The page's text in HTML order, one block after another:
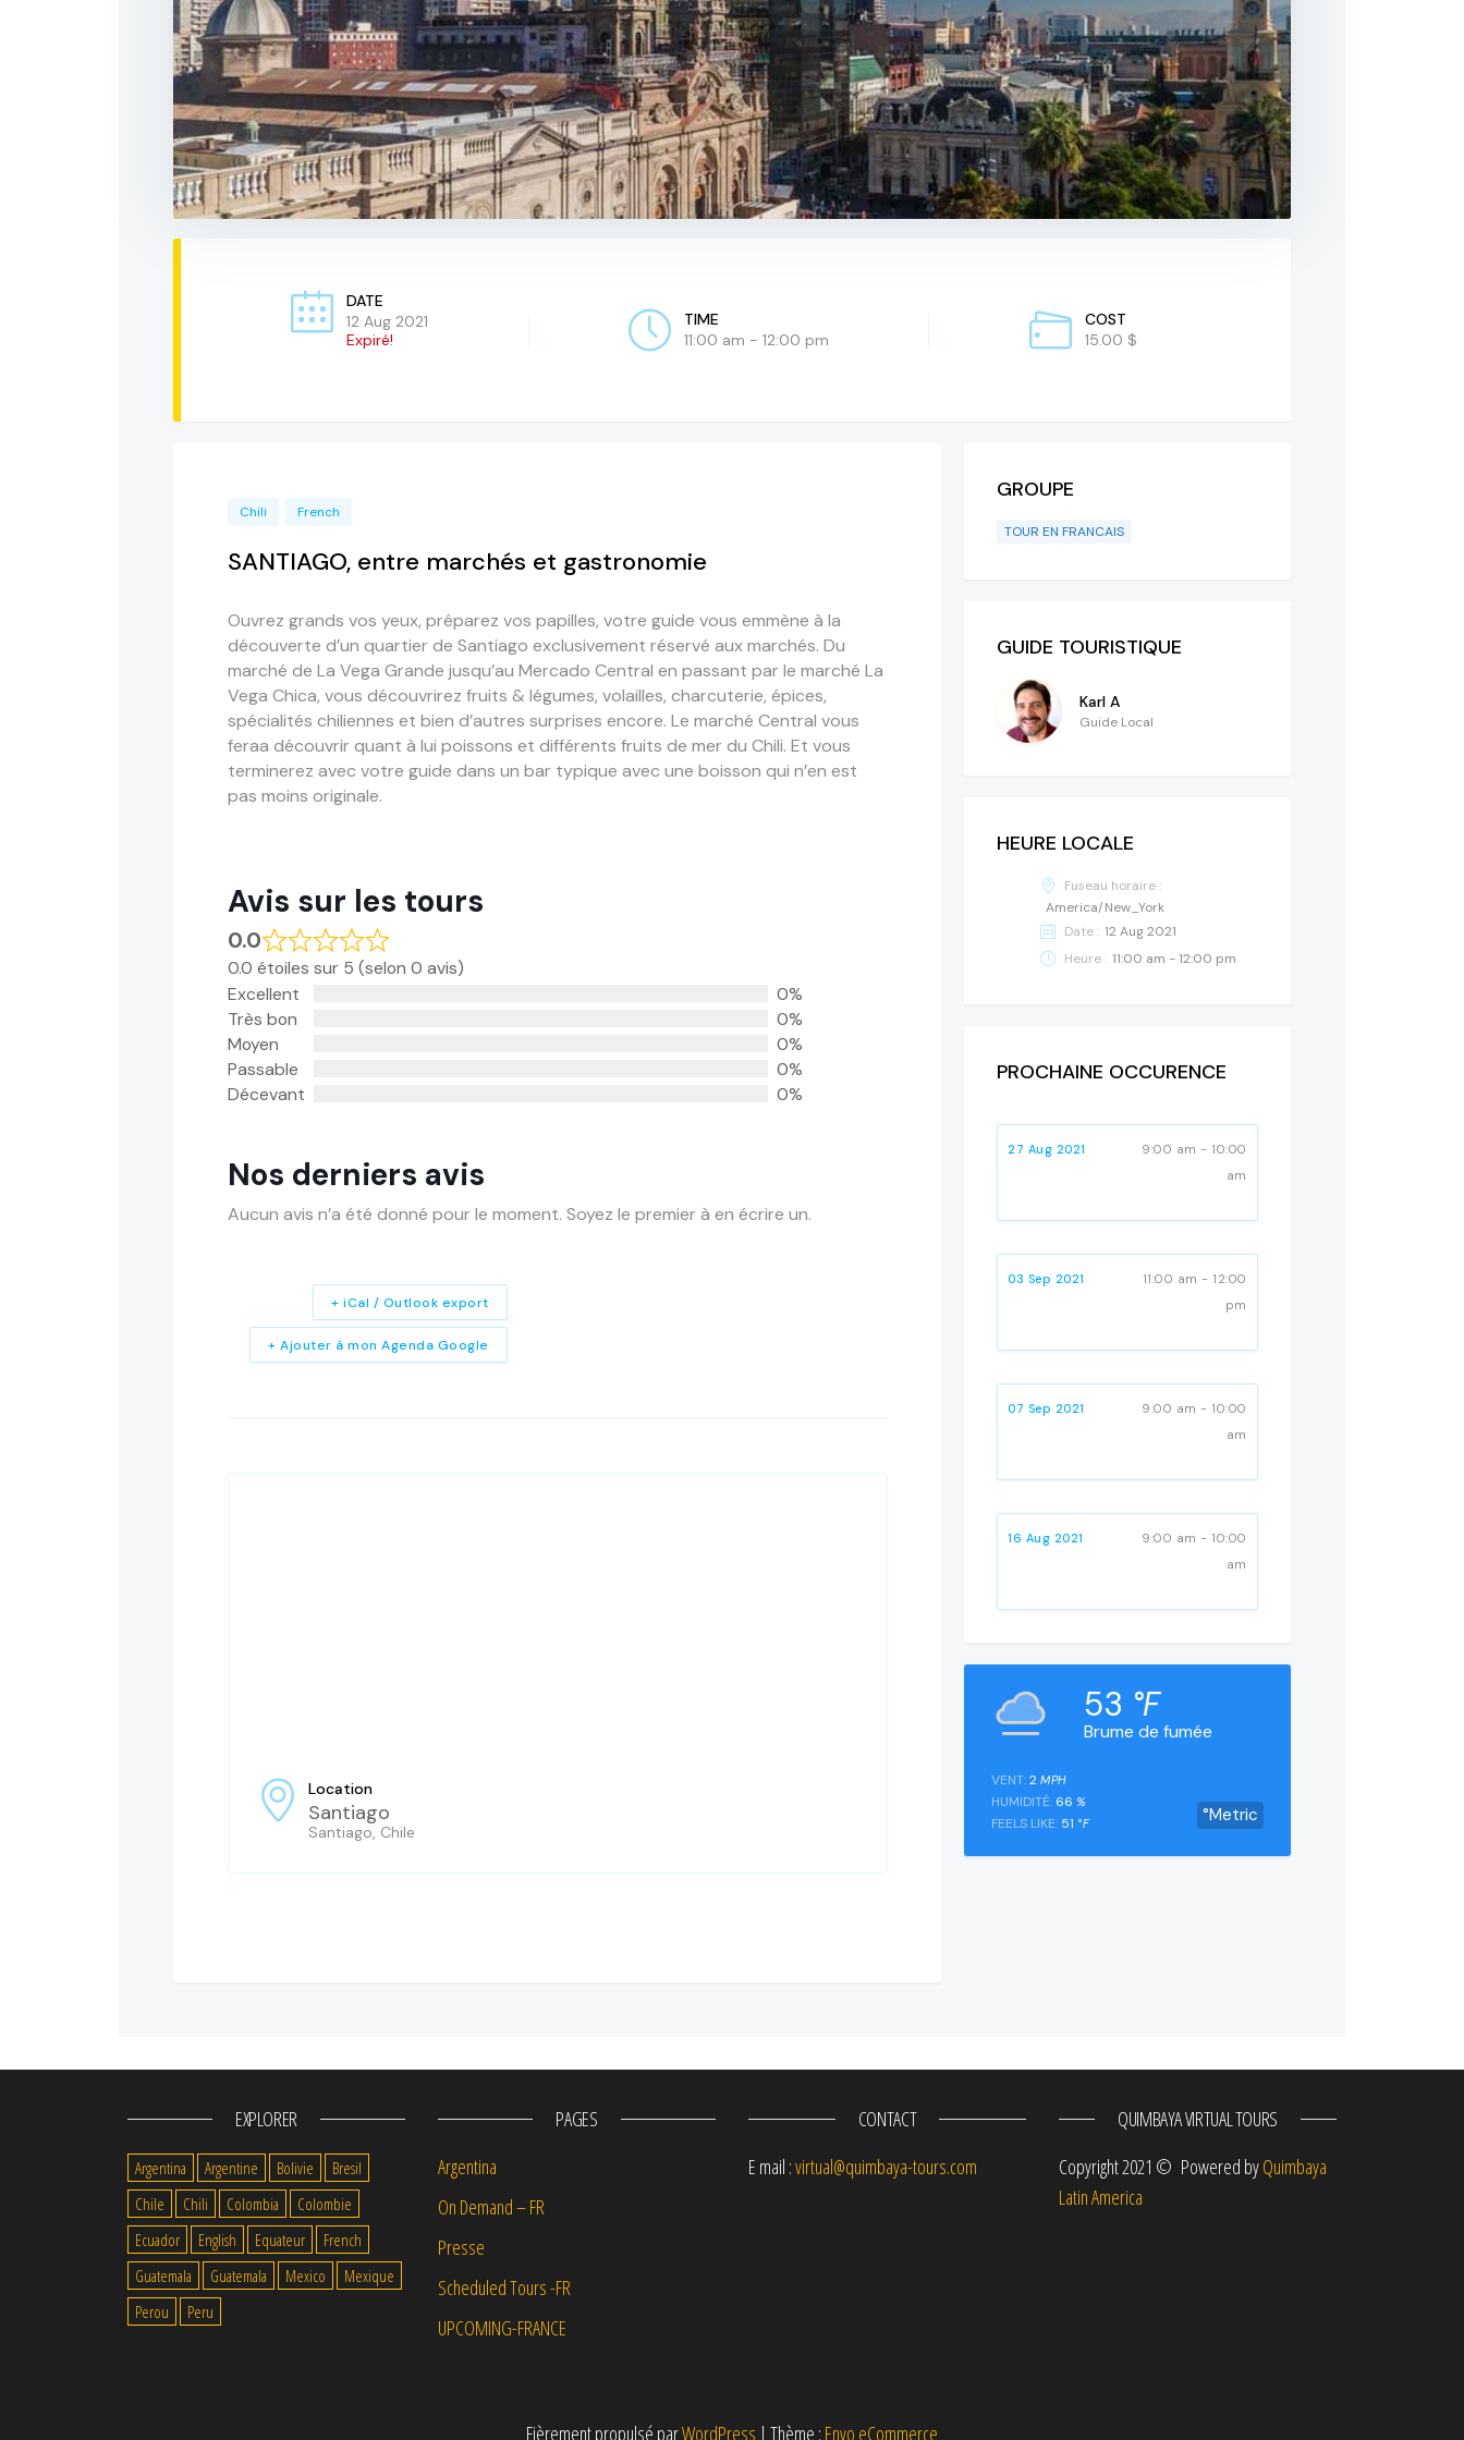
DATE
12 Aug 2021
Expiré!
TIME
11:00 am - 12:00 pm
COST
15.00 $
Chili French
SANTIAGO, entre marchés et gastronomie
Ouvrez grands vos yeux, préparez vos papilles, votre guide vous emmène à la
découverte d’un quartier de Santiago exclusivement réservé aux marchés. Du
marché de La Vega Grande jusqu’au Mercado Central en passant par le marché La
Vega Chica, vous découvrirez fruits & légumes, volailles, charcuterie, épices,
spécialités chiliennes et bien d’autres surprises encore. Le marché Central vous
feraa découvrir quant à lui poissons et différents fruits de mer du Chili. Et vous
terminerez avec votre guide dans un bar typique avec une boisson qui n’en est
pas moins originale.
Avis sur les tours
0.0
0.0 étoiles sur 5 (selon 0 avis)
Excellent
0%
Très bon
0%
Moyen
0%
Passable
0%
Décevant
0%
Nos derniers avis
Aucun avis n’a été donné pour le moment. Soyez le premier à en écrire un.
+ Ajouter à mon Agenda Google
+ iCal / Outlook export
Location
Santiago
Santiago, Chile
GROUPE
TOUR EN FRANCAIS
GUIDE TOURISTIQUE
Karl A
Guide Local
HEURE LOCALE
Fuseau horaire :
America/New_York
Date : 12 Aug 2021
Heure : 11:00 am - 12:00 pm
PROCHAINE OCCURENCE
16 Aug 2021
9:00 am - 10:00
am
27 Aug 2021
9:00 am - 10:00
am
03 Sep 2021
11:00 am - 12:00
pm
07 Sep 2021
9:00 am - 10:00
am
Brume de fumée
53 °F
°Metric
VENT:2 MPH
HUMIDITÉ: 66 %
FEELS LIKE: 51 °F
EXPLORER
Argentina Argentine Bolivie
Bresil
Chile
Chili Colombia
Colombie
Ecuador
English Equateur
French
Guatemala
Guatemala Mexico
Mexique
Perou
Peru
PAGES
Argentina
On Demand – FR
Presse
Scheduled Tours -FR
UPCOMING-FRANCE
CONTACT
E mail :virtual@quimbaya-tours.com
QUIMBAYA VIRTUAL TOURS
Copyright 2021 © Powered byQuimbaya
Latin America
Fièrement propulsé parWordPress | Thème : Envo eCommerce